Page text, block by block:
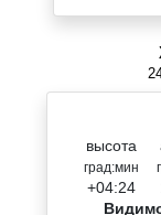
высота
град:мин
+04:24